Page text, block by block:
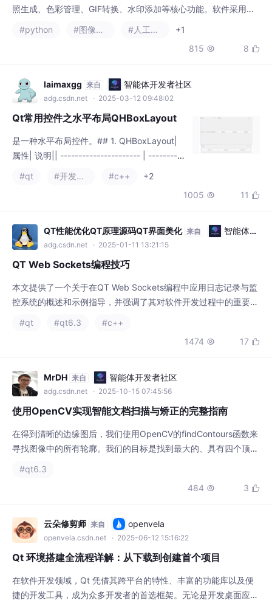
laimaxgg 来自 智能体开发者社区
adg.csdn.net· 2025-03-12 09:48:02
属性| 说明|| ---------------------- | ----------
---- || **layoutLeftMargin**| 左侧边距。|| *
*layoutRightMargin**| 右侧边距。|| **layout
TopMargin**| 顶部边距。|| **layoutBottom
Margin** |
#qt #开发语言 #c++
+2
1005
QT性能优化QT原理源码QT界面美化
发者社区
adg.csdn.net · 2025-01-11 13:21:15
控系统的概述和示例指导，并强调了其对软件开发过程中的重要
性。通过详细的代码示例和解释，读者能够快速掌握如何集成这些
功能到自己的项目中，从而实现更强大、更可靠的应用程序。自定
义WebSockets协议及实现自定义WebSockets协议及其实现在
《QT Web Sockets编程技巧》中，探索自定义WebSockets协议
是深入理
#qt #qt6.3
#c++
MrDH 来自 智能体开发者社区
adg.csdn.net · 2025-10-15 07:45:56
使用OpenCV实现智能文档扫描与矫正的完整指南
寻找图像中的所有轮廓。我们的目标是找到最大的、具有四个顶点
的近似多边形轮廓，这通常就对应着文档的边界。最后，运用war
pPerspective函数，将倾斜的文档图像变换为端正的、鸟瞰视角
的图像，从而完成矫正。最终，我们得到的是一张干净、规整的数
字化文档图像，便于存档或进行后续的OCR（光学字符识别）处
理。为了进一步优化，我们
#qt6.3
484 
云朵修剪师 来自 openvela
openvela.csdn.net
Qt 环境搭建全流程详解：从下载到创建首个项目
捷的开发工具，成为众多开发者的首选框架。无论是开发桌面应用
程序，还是涉足移动应用、嵌入式系统开发，Qt 都能提供强大的
支持。而在开启 Qt 开发之旅前，首要任务就是搭建好 Qt 开发环
境。本文将为你详细介绍 Qt 环境搭建的全流程，让你轻松迈出 Qt
开发的第一步。
#qt
#qt6.3
1100 
2301_79341225 来自 开源鸿蒙跨平台开发者社区